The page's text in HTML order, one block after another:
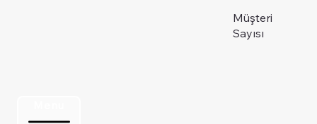
Müşteri
Sayısı